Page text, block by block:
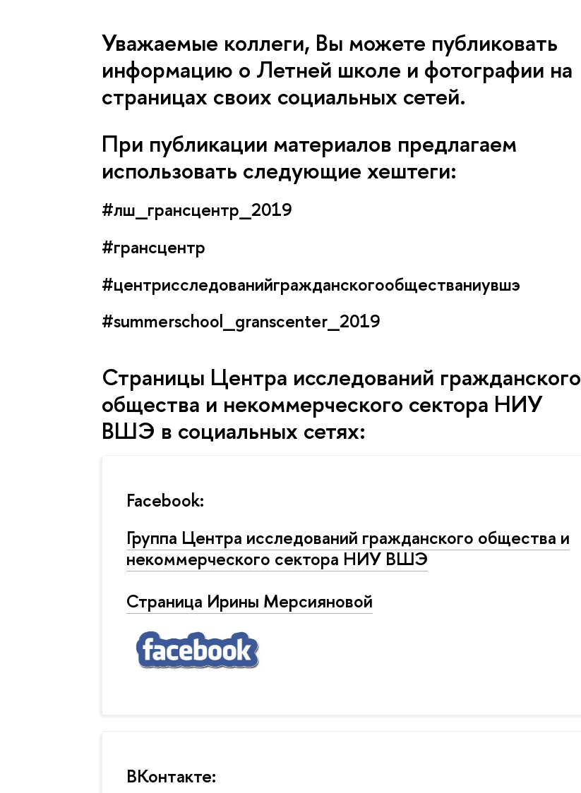
Уважаемые коллеги, Вы можете публиковать
информацию о Летней школе и фотографии на
страницах своих социальных сетей.
При публикации материалов предлагаем
использовать следующие хештеги:
#лш_грансцентр_2019
#грансцентр
‪#‎центрисследованийгражданскогообществаниувшэ
#summerschool_granscenter_2019
Страницы Центра исследований гражданского
общества и некоммерческого сектора НИУ
ВШЭ в социальных сетях:
Facebook:
Группа Центра исследований гражданского общества и
некоммерческого сектора НИУ ВШЭ
Страница Ирины Мерсияновой
ВКонтакте: